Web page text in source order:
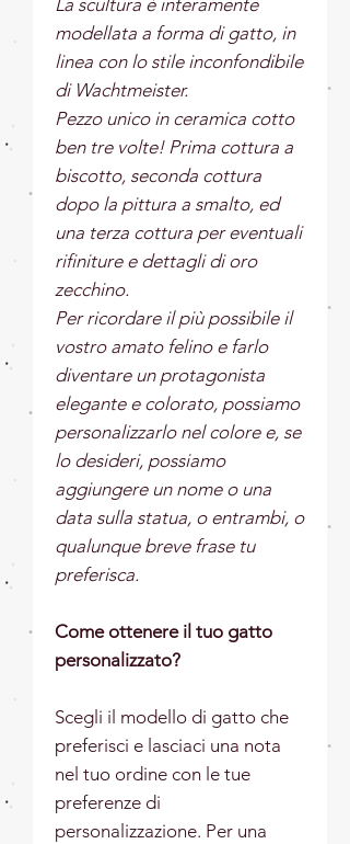
La scultura è interamente
modellata a forma di gatto, in
linea con lo stile inconfondibile
di Wachtmeister.
Pezzo unico in ceramica cotto
ben tre volte! Prima cottura a
biscotto, seconda cottura
dopo la pittura a smalto, ed
una terza cottura per eventuali
rifiniture e dettagli di oro
zecchino.
Per ricordare il più possibile il
vostro amato felino e farlo
diventare un protagonista
elegante e colorato, possiamo
personalizzarlo nel colore e, se
lo desideri, possiamo
aggiungere un nome o una
data sulla statua, o entrambi, o
qualunque breve frase tu
preferisca.
Come ottenere il tuo gatto
personalizzato?
Scegli il modello di gatto che
preferisci e lasciaci una nota
nel tuo ordine con le tue
preferenze di
personalizzazione. Per una